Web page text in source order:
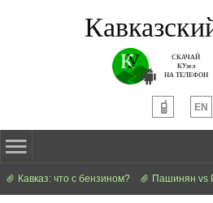
СКАЧАЙ
КУзел
НА ТЕЛЕФОН
EN
Кавказ: что с бензином? Пашинян vs